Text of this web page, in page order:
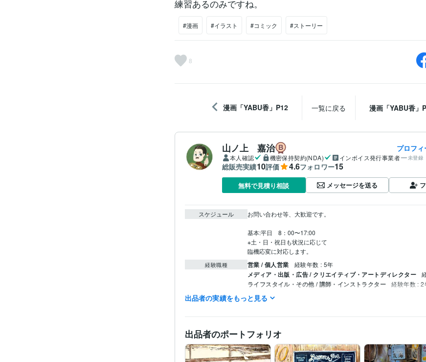
練習あるのみですね。
#漫画 #イラスト #コミック #ストーリー
8
漫画「YABU香」P12 一覧に戻る 漫画「YABU香」
山ノ上 嘉治 プロフ
本人確認 機密保持契約(NDA) インボイス発行事業者 未登録
総販売実績10評価 4.6フォロワー15
無料で見積り相談 メッセージを送る
スケジュール お問い合わせ等、大歓迎です。
基本:平日　8：00〜17:00
※土・日・祝日も状況に応じて
臨機応変に対応します。
経験職種 営業 / 個人営業 経験年数 : 5年
メディア・出版・広告 / クリエイティブ・アートディレクター
ライフスタイル・その他 / 講師・インストラクター 経験年数 : 2
職歴 YAMANE art club
受賞歴 第40回一陽展　一陽賞 第38回一陽展　
八戸市美術報奨
得意分野 イラスト作成・漫画制作 色鉛筆画 油絵
出品者の実績をもっと見る
出品者のポートフォリオ